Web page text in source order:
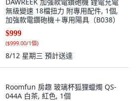
無級變速 18檔扭力 附專用配件, 1個,
加強款電鑽砲機＋專用陽具（B038）
$999
($999.00/1個)
8/12 星期三 預計送達
Roomfun 房趣 玻璃杯狐狸蠟燭 QS-
044A 白茶, 紅色, 1個